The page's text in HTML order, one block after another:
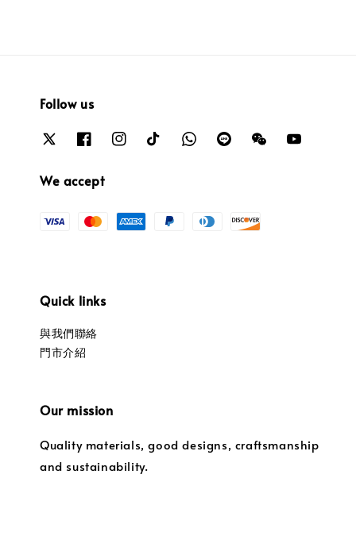
Follow us
We accept
Quick links
與我們聯絡
門市介紹
Our mission
Quality materials, good designs, craftsmanship
and sustainability.